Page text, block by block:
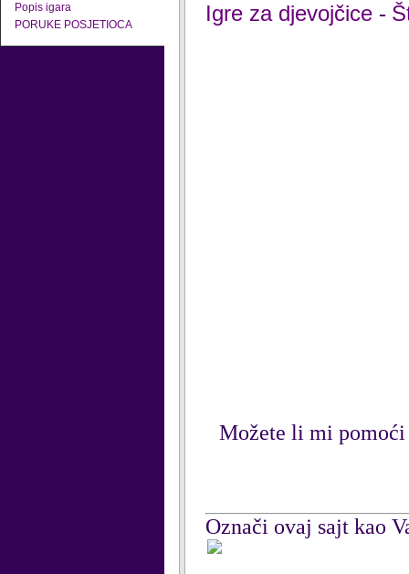
Popis igara
PORUKE POSJETIOCA
Igre za djevojčice -
Možete li mi
Označi ovaj sajt kao